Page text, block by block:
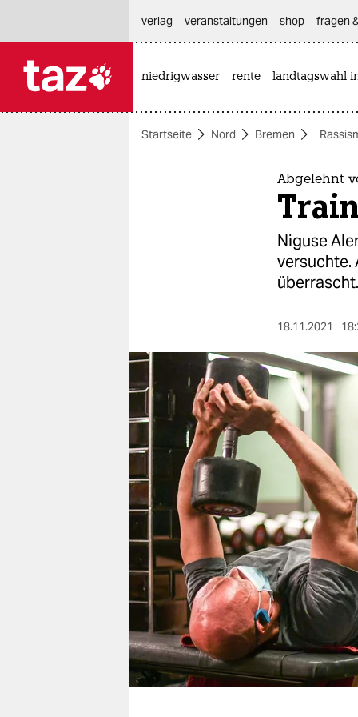
themen
berlin
nord
wahrheit
verlag
verlag
veranstaltungen
shop
fragen & hilfe
unterstützen
abo
genossenschaft
verlag
veranstaltungen shop fragen
niedrigwasser rente landtagswahl
Startseite Nord Bremen
Abgelehnt
Niguse
versuchte.
überrascht.
18.11.2021